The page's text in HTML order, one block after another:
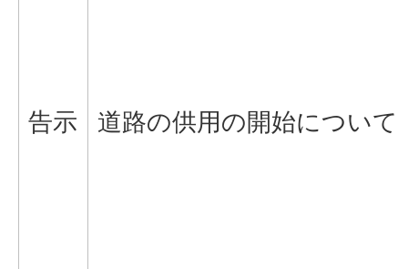
告示 道路の供用の開始について